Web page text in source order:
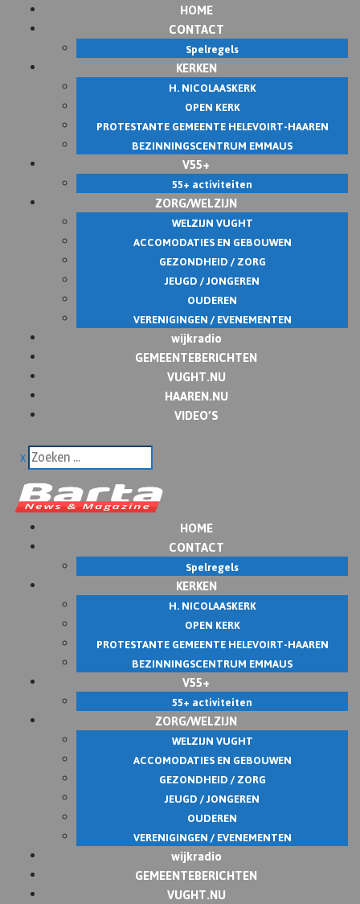
HOME
CONTACT
Spelregels
KERKEN
H. NICOLAASKERK
OPEN KERK
PROTESTANTE GEMEENTE HELEVOIRT-HAAREN
BEZINNINGSCENTRUM EMMAUS
V55+
55+ activiteiten
ZORG/WELZIJN
WELZIJN VUGHT
ACCOMODATIES EN GEBOUWEN
GEZONDHEID / ZORG
JEUGD / JONGEREN
OUDEREN
VERENIGINGEN / EVENEMENTEN
wijkradio
GEMEENTEBERICHTEN
VUGHT.NU
HAAREN.NU
VIDEO’S
x
HOME
CONTACT
Spelregels
KERKEN
H. NICOLAASKERK
OPEN KERK
PROTESTANTE GEMEENTE HELEVOIRT-HAAREN
BEZINNINGSCENTRUM EMMAUS
V55+
55+ activiteiten
ZORG/WELZIJN
WELZIJN VUGHT
ACCOMODATIES EN GEBOUWEN
GEZONDHEID / ZORG
JEUGD / JONGEREN
OUDEREN
VERENIGINGEN / EVENEMENTEN
wijkradio
GEMEENTEBERICHTEN
VUGHT.NU